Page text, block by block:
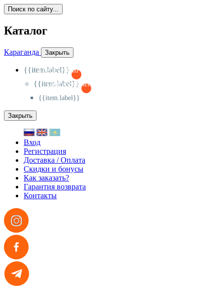
Поиск по сайту...
Каталог
Караганда Закрыть
{{item.label}}
{{activeItem==item.id?'-
{{item.label}}
{{activeSubitem==item.id?'-
{{item.label}}
Закрыть
Вход
Регистрация
Доставка / Оплата
Скидки и бонусы
Как заказать?
Гарантия возврата
Контакты